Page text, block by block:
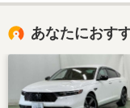
あなたにおす